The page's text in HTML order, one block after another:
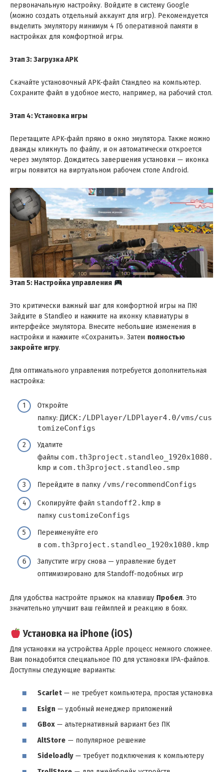
первоначальную настройку. Войдите в систему Google
(можно создать отдельный аккаунт для игр). Рекомендуется
выделить эмулятору минимум 4 Гб оперативной памяти в
настройках для комфортной игры.
Этап 3: Загрузка APK
Скачайте установочный APK-файл Стандлео на компьютер.
Сохраните файл в удобное место, например, на рабочий стол.
Этап 4: Установка игры
Перетащите APK-файл прямо в окно эмулятора. Также можно
дважды кликнуть по файлу, и он автоматически откроется
через эмулятор. Дождитесь завершения установки — иконка
игры появится на виртуальном рабочем столе Android.
Этап 5: Настройка управления
Это критически важный шаг для комфортной игры на ПК!
Зайдите в Standleo и нажмите на иконку клавиатуры в
интерфейсе эмулятора. Внесите небольшие изменения в
настройки и нажмите «Сохранить». Затем полностью
закройте игру.
Для оптимального управления потребуется дополнительная
настройка:
Откройте
папку: ДИСК:/LDPlayer/LDPlayer4.0/vms/cus
tomizeConfigs
Удалите
файлы com.th3project.standleo_1920x1080.
kmp и com.th3project.standleo.smp
Перейдите в папку /vms/recommendConfigs
Скопируйте файл standoff2.kmp в
папку customizeConfigs
Переименуйте его
в com.th3project.standleo_1920x1080.kmp
Запустите игру снова — управление будет
оптимизировано для Standoff-подобных игр
Для удобства настройте прыжок на клавишу Пробел. Это
значительно улучшит ваш геймплей и реакцию в боях.
Установка на iPhone (iOS)
Для установки на устройства Apple процесс немного сложнее.
Вам понадобится специальное ПО для установки IPA-файлов.
Доступны следующие варианты:
Scarlet— не требует компьютера, простая установка
Esign — удобный менеджер приложений
GBox — альтернативный вариант без ПК
AltStore — популярное решение
Sideloadly — требует подключения к компьютеру